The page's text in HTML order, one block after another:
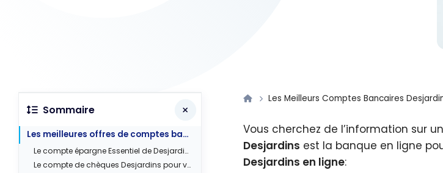
Les Meilleurs Comptes Bancaires
Vous cherchez de l’information sur un
Desjardins est la banque en ligne
Desjardins en ligne:
Sommaire
Les meilleures offres de comptes bancaires de Desjardins
Le compte épargne Essentiel de Desjardins
Le compte de chèques Desjardins pour vos opérations en dollars US